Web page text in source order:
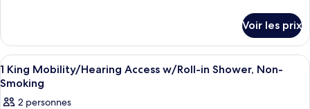
chambre :
2
Queens
Mobility
Access
le
type
de
chambre
Queens
Voir les prix
Afficher
toutes
les
Une chambre d’hôtel avec un
2
1 King Mobility/Hearing Access w/Roll-in Shower, Non-
Smoking
2 personnes